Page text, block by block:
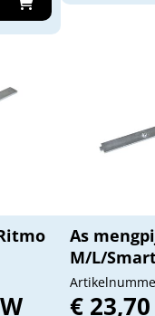
As
M/L/
€